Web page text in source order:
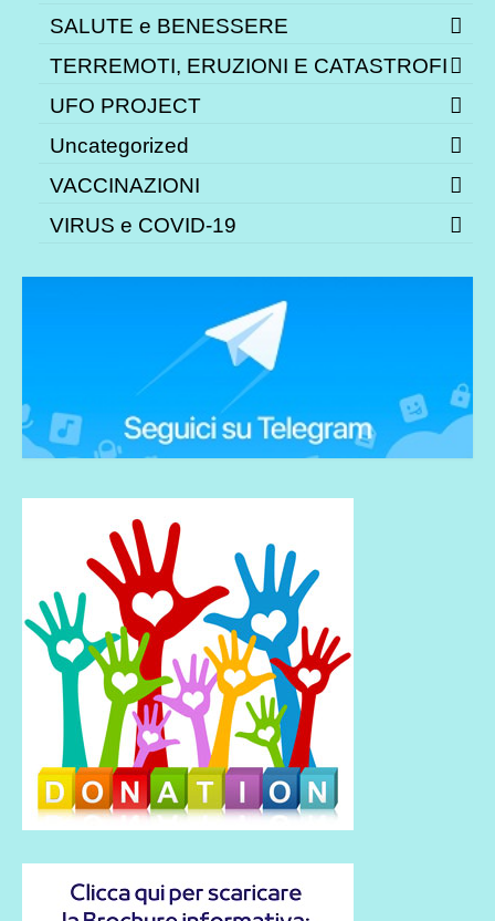
SALUTE e BENESSERE
TERREMOTI, ERUZIONI E CATASTROFI
UFO PROJECT
Uncategorized
VACCINAZIONI
VIRUS e COVID-19